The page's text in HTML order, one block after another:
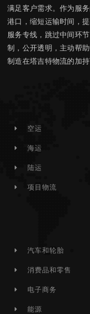
满足客户需求。作为服
港口，缩短运输时间，
服务专线，跳过中间环
制，公开透明，主动帮
制造在塔吉特物流的加
空运
海运
陆运
项目物流
汽车和轮胎
消费品和零售
电子商务
能源